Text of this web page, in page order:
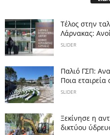
Tέλος στην
Λάρνακας:
SLIDER
Παλιό ΓΣΠ:
Ποια
SLIDER
Ξεκίνησε η
δικτύου